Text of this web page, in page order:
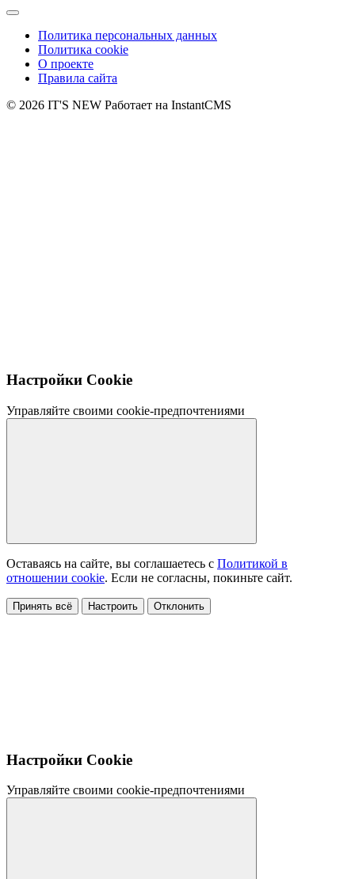
Политика персональных данных
Политика cookie
О проекте
Правила сайта
© 2026 IT'S NEW Работает на InstantCMS
Настройки Cookie
Управляйте своими cookie-предпочтениями
Оставаясь на сайте, вы соглашаетесь с Политикой в
отношении cookie. Если не согласны, покиньте сайт.
Принять всё Настроить Отклонить
Настройки Cookie
Управляйте своими cookie-предпочтениями